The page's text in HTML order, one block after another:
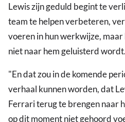
Lewis zijn geduld begint te
team te helpen verbeteren,
voeren in hun werkwijze,
niet naar hem geluisterd wordt.
"En dat zou in de komende
verhaal kunnen worden, dat
Ferrari terug te brengen naar
op dit moment niet gehoord